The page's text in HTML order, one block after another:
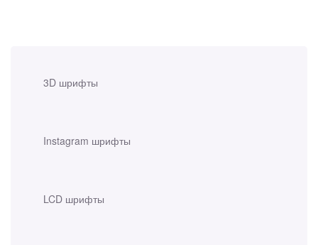
3D шрифты
Instagram шрифты
LCD шрифты